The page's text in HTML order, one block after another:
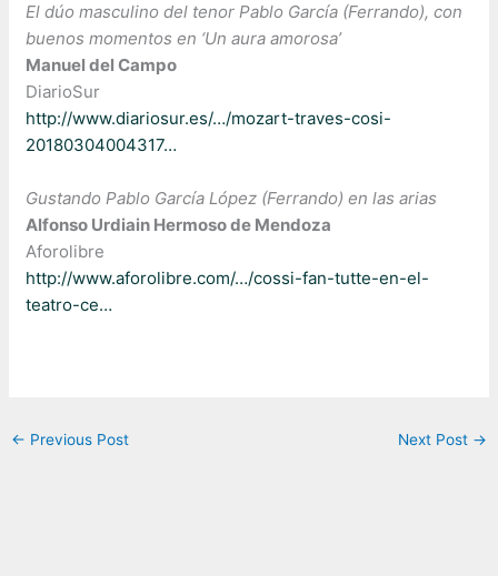
El dúo masculino del tenor Pablo García (Ferrando), con
buenos momentos en ‘Un aura amorosa’
Manuel del Campo
DiarioSur
http://www.diariosur.es/…/mozart-traves-cosi-
20180304004317…
Gustando Pablo García López (Ferrando) en las arias
Alfonso Urdiain Hermoso de Mendoza
Aforolibre
http://www.aforolibre.com/…/cossi-fan-tutte-en-el-
teatro-ce…
← Previous Post Next Post →